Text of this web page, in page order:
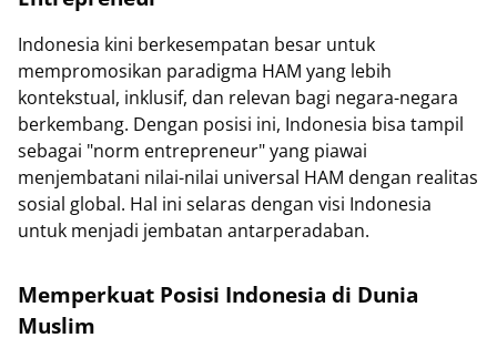
Indonesia kini berkesempatan besar untuk
mempromosikan paradigma HAM yang lebih
kontekstual, inklusif, dan relevan bagi negara-negara
berkembang. Dengan posisi ini, Indonesia bisa tampil
sebagai "norm entrepreneur" yang piawai
menjembatani nilai-nilai universal HAM dengan realitas
sosial global. Hal ini selaras dengan visi Indonesia
untuk menjadi jembatan antarperadaban.
Memperkuat Posisi Indonesia di Dunia
Muslim